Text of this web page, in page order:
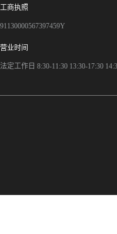
工商执照
91130000567397459Y
营业时间
法定工作日 8:30-11:30 13:30-17:30